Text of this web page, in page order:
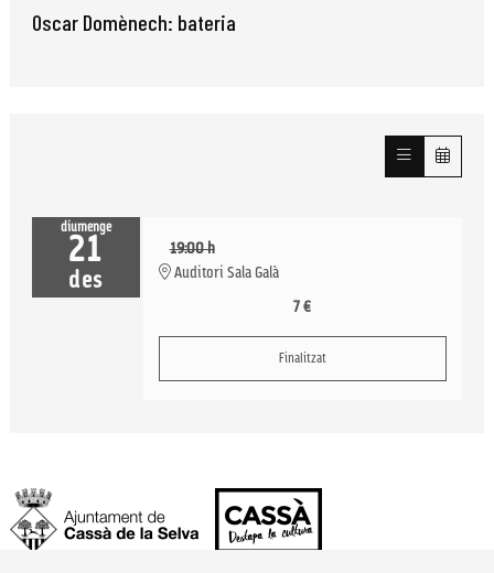
Oscar Domènech: bateria
diumenge
21
des
19:00 h
Auditori Sala Galà
7 €
Finalitzat